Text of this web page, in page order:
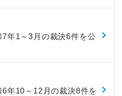
年1～3月の裁決6件を公
年10～12月の裁決8件を